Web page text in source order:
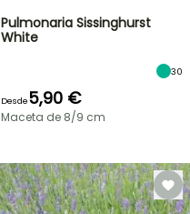
Pulmonaria Sissinghurst
White
30
Desde5,90 €
Maceta de 8/9 cm